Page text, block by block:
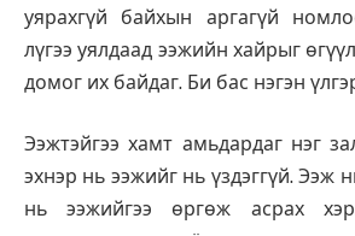
уярахгүй байхын аргагүй
лүгээ уялдаад ээжийн хайрыг
домог их байдаг. Би бас нэгэн
Ээжтэйгээ хамт амьдардаг нэг
эхнэр нь ээжийг нь үздэггүй. Ээж
нь ээжийгээ өргөж асрах